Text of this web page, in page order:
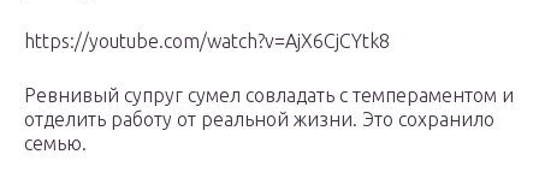
https://youtube.com/watch?v=AjX6CjCYtk8
Ревнивый супруг сумел совладать с темпераментом и
отделить работу от реальной жизни. Это сохранило
семью.